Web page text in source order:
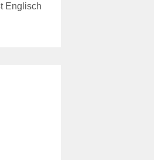
Englisch